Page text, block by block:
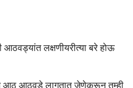
आठवड्यांत लक्षणीयरीत्या बरे होऊ
ते आठ आठवडे लागतात जेणेकरून तुम्ही